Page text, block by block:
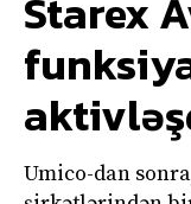
Starex
Umico-dan